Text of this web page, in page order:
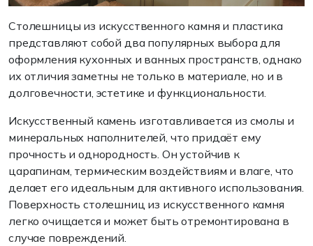
Столешницы из искусственного камня и пластика
представляют собой два популярных выбора для
оформления кухонных и ванных пространств, однако
их отличия заметны не только в материале, но и в
долговечности, эстетике и функциональности.
Искусственный камень изготавливается из смолы и
минеральных наполнителей, что придаёт ему
прочность и однородность. Он устойчив к
царапинам, термическим воздействиям и влаге, что
делает его идеальным для активного использования.
Поверхность столешниц из искусственного камня
легко очищается и может быть отремонтирована в
случае повреждений.